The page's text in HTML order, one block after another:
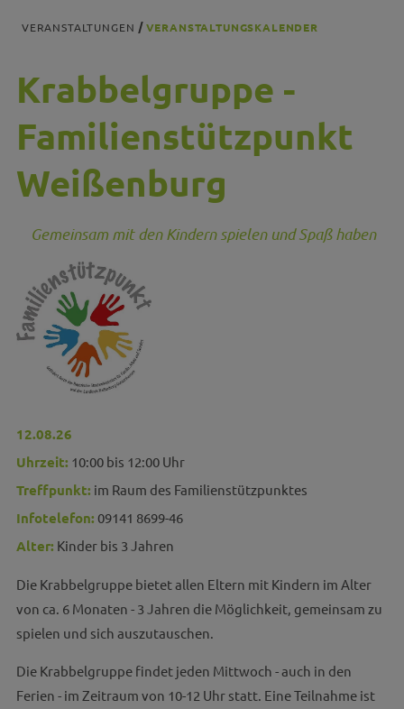
VERANSTALTUNGEN VERANSTALTUNGSKALENDER
Krabbelgruppe -
Familienstützpunkt
Weißenburg
Gemeinsam mit den Kindern spielen und Spaß haben
12.08.26
Uhrzeit: 10:00 bis 12:00 Uhr
Treffpunkt: im Raum des Familienstützpunktes
Infotelefon: 09141 8699-46
Alter: Kinder bis 3 Jahren
Die Krabbelgruppe bietet allen Eltern mit Kindern im Alter
von ca. 6 Monaten - 3 Jahren die Möglichkeit, gemeinsam zu
spielen und sich auszutauschen.
Die Krabbelgruppe findet jeden Mittwoch - auch in den
Ferien - im Zeitraum von 10-12 Uhr statt. Eine Teilnahme ist